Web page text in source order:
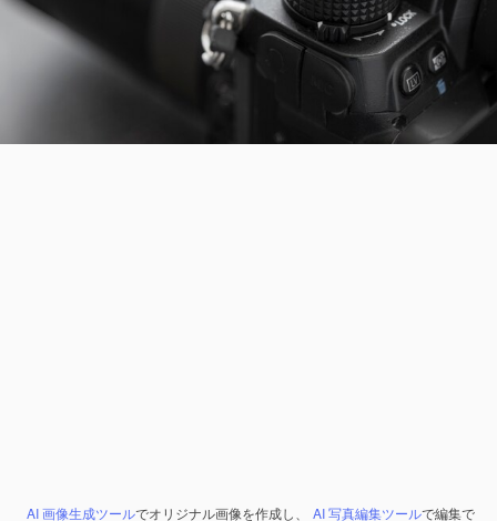
AI 画像生成ツールでオリジナル画像を作成し、 AI 写真編集ツールで編集で